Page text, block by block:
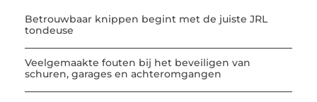
Betrouwbaar knippen begint met de juiste JRL
tondeuse
Veelgemaakte fouten bij het beveiligen van
schuren, garages en achteromgangen